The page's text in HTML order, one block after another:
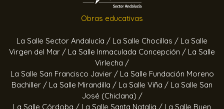
Obras educativas
La Salle Sector Andalucía / La Salle Chocillas / La Salle
Virgen del Mar / La Salle Inmaculada Concepción / La Salle
Virlecha /
La Salle San Francisco Javier / La Salle Fundación Moreno
Bachiller / La Salle Mirandilla / La Salle Viña / La Salle San
José (Chiclana) /
La Salle Córdoba / La Salle Santa Natalia / La Salle Buen